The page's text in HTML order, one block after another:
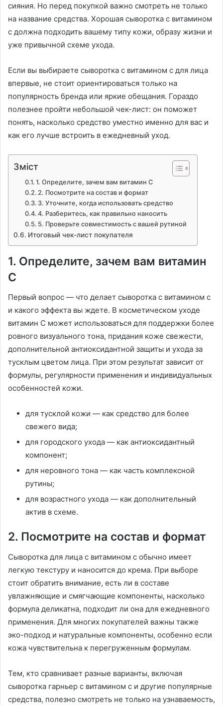
сияния. Но перед покупкой важно смотреть не только
на название средства. Хорошая сыворотка с витамином
с должна подходить вашему типу кожи, образу жизни и
уже привычной схеме ухода.
Если вы выбираете сыворотка с витамином с для лица
впервые, не стоит ориентироваться только на
популярность бренда или яркие обещания. Гораздо
полезнее пройти небольшой чек-лист: он поможет
понять, насколько средство уместно именно для вас и
как его лучше встроить в ежедневный уход.
Зміст
1. Определите, зачем вам витамин С
2. Посмотрите на состав и формат
3. Уточните, когда использовать средство
4. Разберитесь, как правильно наносить
5. Проверьте совместимость с вашей рутиной
Итоговый чек-лист покупателя
1. Определите, зачем вам витамин
С
Первый вопрос — что делает сыворотка с витамином с
и какого эффекта вы ждете. В косметическом уходе
витамин С может использоваться для поддержки более
ровного визуального тона, придания коже свежести,
дополнительной антиоксидантной защиты и ухода за
тусклым цветом лица. При этом результат зависит от
формулы, регулярности применения и индивидуальных
особенностей кожи.
для тусклой кожи — как средство для более
свежего вида;
для городского ухода — как антиоксидантный
компонент;
для неровного тона — как часть комплексной
рутины;
для возрастного ухода — как дополнительный
актив в схеме.
2. Посмотрите на состав и формат
Сыворотка для лица с витамином с обычно имеет
легкую текстуру и наносится до крема. При выборе
стоит обратить внимание, есть ли в составе
увлажняющие и смягчающие компоненты, насколько
формула деликатна, подходит ли она для ежедневного
применения. Для многих покупателей важны также
эко-подход и натуральные компоненты, особенно если
кожа чувствительна к перегруженным формулам.
Тем, кто сравнивает разные варианты, включая
сыворотка гарньер с витамином с и другие популярные
средства, полезно смотреть не только на узнаваемость,